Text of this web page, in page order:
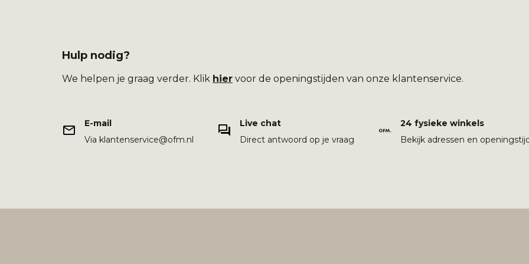
Hulp nodig?
We helpen je graag verder. Klik hier voor de openingstijden van onze klantenservice.
E-mail
Via klantenservice@ofm.nl
Live chat
Direct antwoord op je vraag
24 fysieke winkels
Bekijk adressen en